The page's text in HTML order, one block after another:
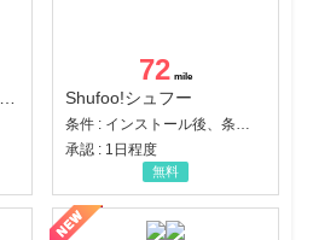
menu（インストール当日に指定のクーポンコード経由で1,500円（税込）以上の初回注文完了）（Android）
72
Shufoo!シュフー
条件 : インストール後、条件達成
承認 : 1日程度
無料